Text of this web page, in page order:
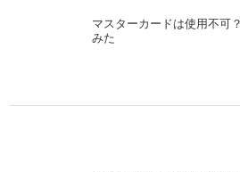
マスターカードは使用不可
みた